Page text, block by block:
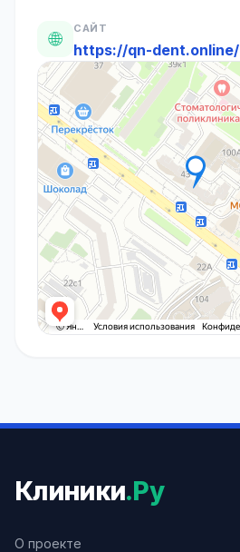
🌐 САЙТ
https://qn-dent.online/
Клиники.Ру
О проекте